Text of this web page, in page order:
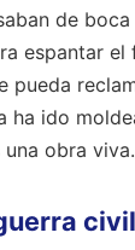
de
espantar el
pueda
ha ido
obra viva.
civil